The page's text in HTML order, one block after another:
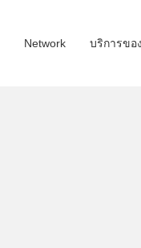
Network บริการขอ